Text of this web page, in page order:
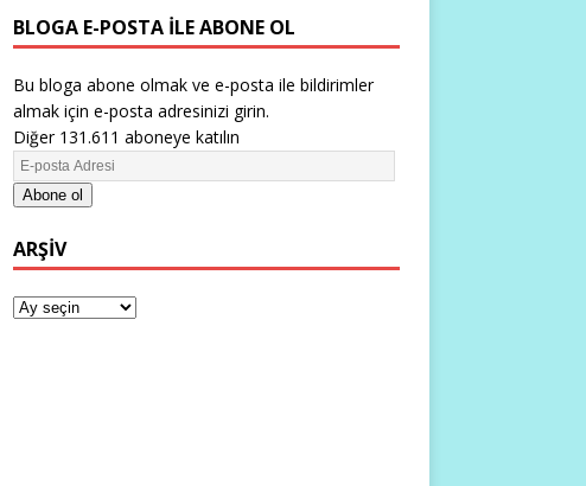
BLOGA E-POSTA ILE ABONE OL
Bu bloga abone olmak ve e-posta ile bildirimler
almak için e-posta adresinizi girin.
Diğer 131.611 aboneye katılın
Abone ol
ARŞIV